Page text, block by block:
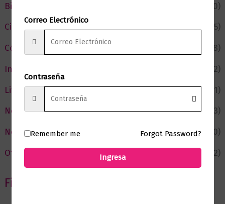
Bienestar
(230)
Ciencia y Conocimiento
(75)
Cómic y Fantasía
(88)
Infantil y Juvenil
(212)
Literatura
(371)
Negocios
(43)
Novedades
(110)
Ofertas
(12)
Filtrar por Autor
Correo Electrónico
Contraseña
Remember me Forgot Password?
Ingresa